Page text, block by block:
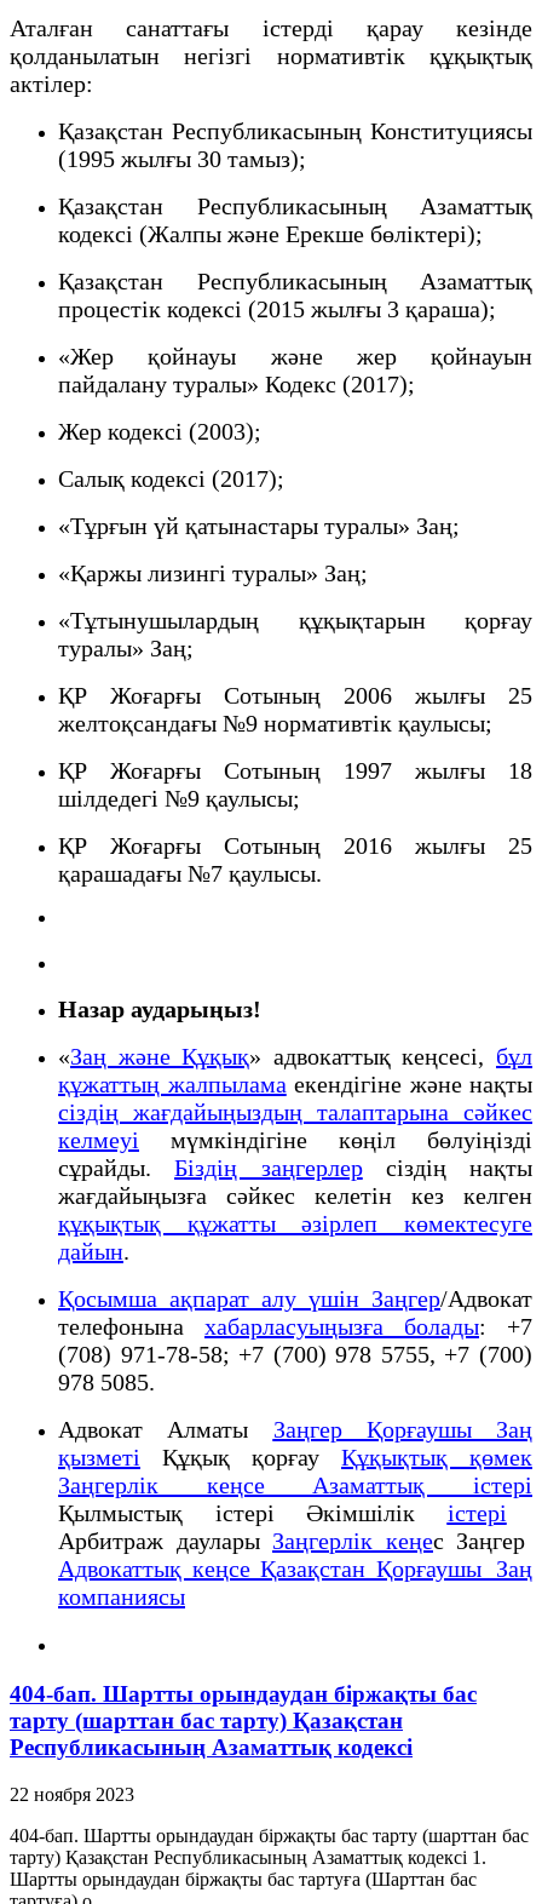
Аталған санаттағы істерді қарау кезінде
қолданылатын негізгі нормативтік құқықтық
актілер:
Қазақстан Республикасының Конституциясы
(1995 жылғы 30 тамыз);
Қазақстан Республикасының Азаматтық
кодексі (Жалпы және Ерекше бөліктері);
Қазақстан Республикасының Азаматтық
процестік кодексі (2015 жылғы 3 қараша);
«Жер қойнауы және жер қойнауын
пайдалану туралы» Кодекс (2017);
Жер кодексі (2003);
Салық кодексі (2017);
«Тұрғын үй қатынастары туралы» Заң;
«Қаржы лизингі туралы» Заң;
«Тұтынушылардың құқықтарын қорғау
туралы» Заң;
ҚР Жоғарғы Сотының 2006 жылғы 25
желтоқсандағы №9 нормативтік қаулысы;
ҚР Жоғарғы Сотының 1997 жылғы 18
шілдедегі №9 қаулысы;
ҚР Жоғарғы Сотының 2016 жылғы 25
қарашадағы №7 қаулысы.
Назар аударыңыз!
«Заң және Құқық» адвокаттық кеңсесі, бұл
құжаттың жалпылама екендігіне және нақты
сіздің жағдайыңыздың талаптарына сәйкес
келмеуі мүмкіндігіне көңіл бөлуіңізді
сұрайды.Біздің заңгерлерсіздің нақты
жағдайыңызға сәйкес келетін кез келген
құқықтық құжатты әзірлеп көмектесуге
дайын.
Қосымша ақпарат алу үшін Заңгер/Адвокат
телефонына хабарласуыңызға болады: +7
(708) 971-78-58; +7 (700) 978 5755, +7 (700)
978 5085.
Адвокат Алматы Заңгер Қорғаушы Заң
қызметі Құқық қорғау Құқықтық қөмек
Заңгерлік кеңсе Азаматтық істері
Қылмыстық істері Әкімшілік істері
Арбитраж даулары Заңгерлік кеңес Заңгер
Адвокаттық кеңсе Қазақстан Қорғаушы Заң
компаниясы
404-бап. Шартты орындаудан бiржақты бас
тарту (шарттан бас тарту) Қазақстан
Республикасының Азаматтық кодексi
22 ноября 2023
404-бап. Шартты орындаудан бiржақты бас тарту (шарттан бас
тарту) Қазақстан Республикасының Азаматтық кодексi 1.
Шартты орындаудан бiржақты бас тартуға (Шарттан бас